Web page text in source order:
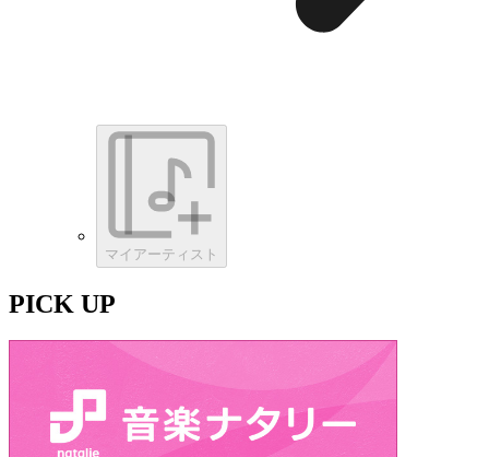
マイアーティスト
PICK UP